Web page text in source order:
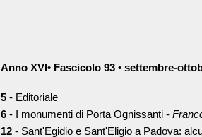
Anno XVI• Fascicolo 93 • settembre-
5- Editoriale
6- I monumenti di Porta Ognissanti -
12- Sant'Egidio e Sant'Eligio a Padova: